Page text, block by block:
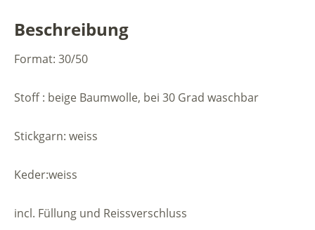
Beschreibung
Format: 30/50
Stoff : beige Baumwolle, bei 30 Grad waschbar
Stickgarn: weiss
Keder:weiss
incl. Füllung und Reissverschluss